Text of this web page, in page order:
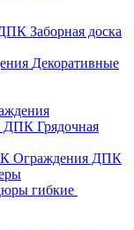
Заборная доска
Декоративные
Грядочная
Ограждения ДПК
гибкие